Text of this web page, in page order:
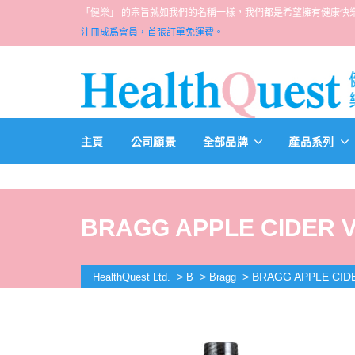
「健樂」 的宗旨就如我們的名稱一樣，我們都是希望擁有健康
注冊成爲會員，首張訂單免運費。
主頁 公司願景 全部品牌 產品系列
BRAGG APPLE CIDER
HealthQuest Ltd. > B > Bragg > BRAGG APPLE